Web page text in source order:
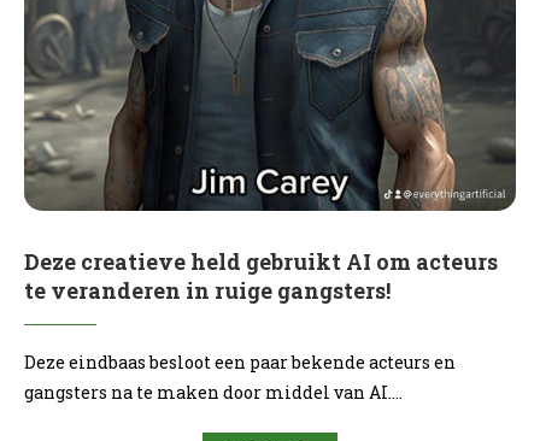
Deze creatieve held gebruikt AI om acteurs
te veranderen in ruige gangsters!
Deze eindbaas besloot een paar bekende acteurs en
gangsters na te maken door middel van AI.…